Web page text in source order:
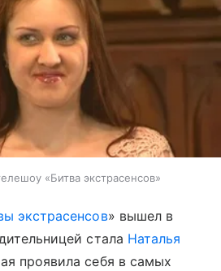
«Битва экстрасенсов»
экстрасенсов» вышел в
стала Наталья
проявила себя в самых